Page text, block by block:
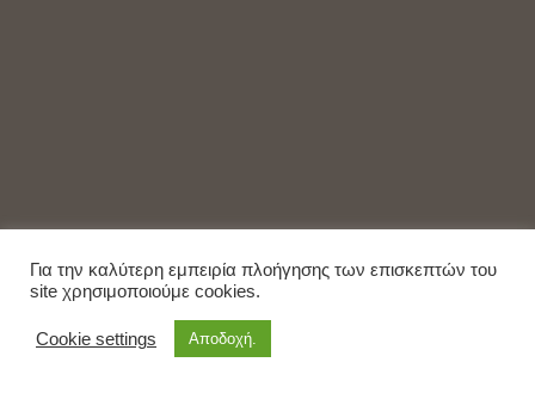
Για την καλύτερη εμπειρία πλοήγησης των επισκεπτών του
site χρησιμοποιούμε cookies.
Cookie settings Αποδοχή.